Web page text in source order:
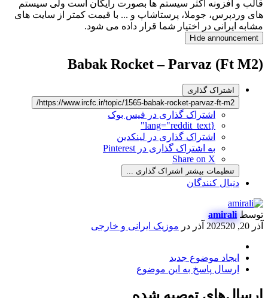
قالب و افزونه اکثر سیستم ها بصورت رایگان است ولی سیستم
های وردپرس، جوملا، پرستاشاپ و ... با قیمت کمتر از سایت های
مشابه ایرانی در اختیار شما قرار داده می شود.
Hide announcement
Babak Rocket – Parvaz (Ft M2)
اشتراک گذاری
https://www.ircfc.ir/topic/1565-babak-rocket-parvaz-ft-m2/
اشتراک گذاری در فیس بوک
{lang="reddit_text"
اشتراک گذاری در لینکدین
به اشتراک گذاری در Pinterest
Share on X
تنظیمات بیشتر اشتراک گذاری ...
دنبال کنندگان
توسطamirali
آذر 20, 2025
20 آذر در موزیک ایرانی و خارجی
ایجاد موضوع جدید
ارسال پاسخ به این موضوع